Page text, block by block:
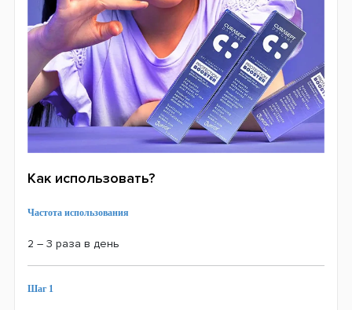
Как использовать?
Частота использования
2 – 3 раза в день
Шаг 1